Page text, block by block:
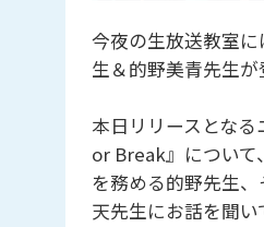
今夜の生放送教室
生＆的野美青先生
本日リリースとな
or Break』について
を務める的野先生
天先生にお話を聞い